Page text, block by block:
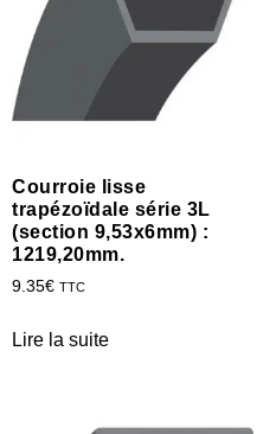
Courroie lisse
trapézoïdale série 3L
(section 9,53x6mm) :
1219,20mm.
9.35€ TTC
Lire la suite